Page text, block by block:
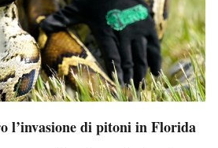
l’invasione di pitoni in Florida